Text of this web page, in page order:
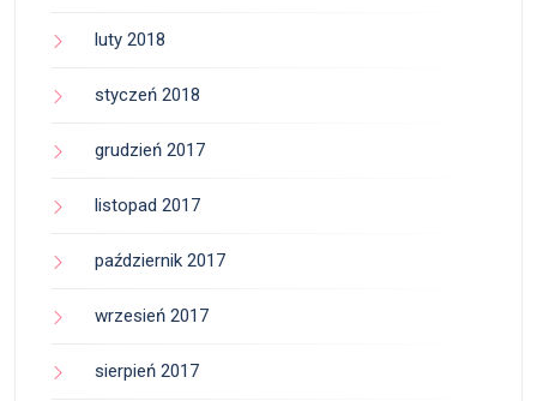
luty 2018
styczeń 2018
grudzień 2017
listopad 2017
październik 2017
wrzesień 2017
sierpień 2017